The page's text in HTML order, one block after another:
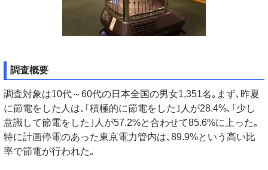
調査概要
調査対象は10代～60代の日本全国の男女1,351名｡まず､昨夏
に節電をした人は､｢積極的に節電をした｣人が28.4%､｢少し
意識して節電をした｣人が57.2%と合わせて85.6%に上った｡
特に計画停電のあった東京電力管内は､89.9%という高い比
率で節電が行われた｡